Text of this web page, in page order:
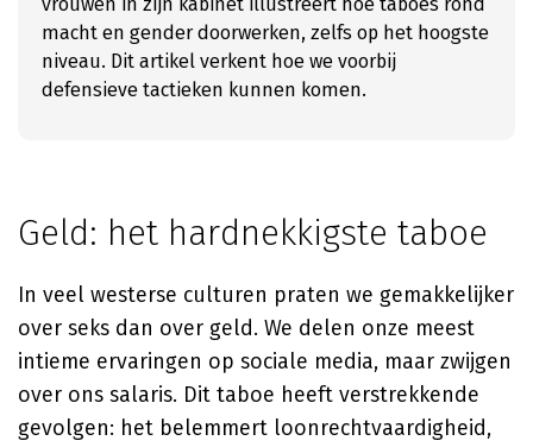
macht en gender doorwerken, zelfs op het hoogste
niveau. Dit artikel verkent hoe we voorbij
defensieve tactieken kunnen komen.
Geld: het hardnekkigste taboe
In veel westerse culturen praten we gemakkelijker
over seks dan over geld. We delen onze meest
intieme ervaringen op sociale media, maar zwijgen
over ons salaris. Dit taboe heeft verstrekkende
gevolgen: het belemmert loonrechtvaardigheid,